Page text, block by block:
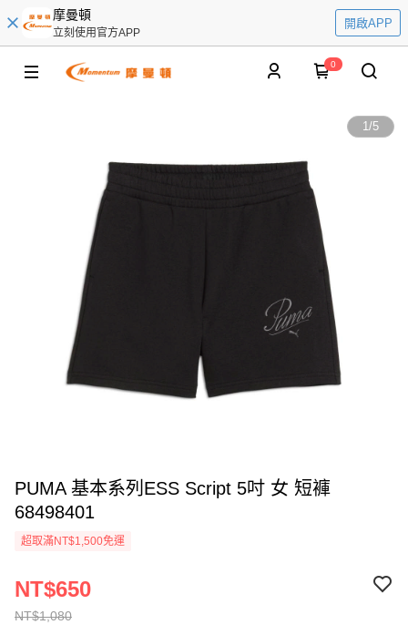
摩曼頓
立刻使用官方APP
開啟APP
0
1/5
PUMA 基本系列ESS Script 5吋 女 短褲
68498401
超取滿NT$1,500免運
NT$1,080
NT$650